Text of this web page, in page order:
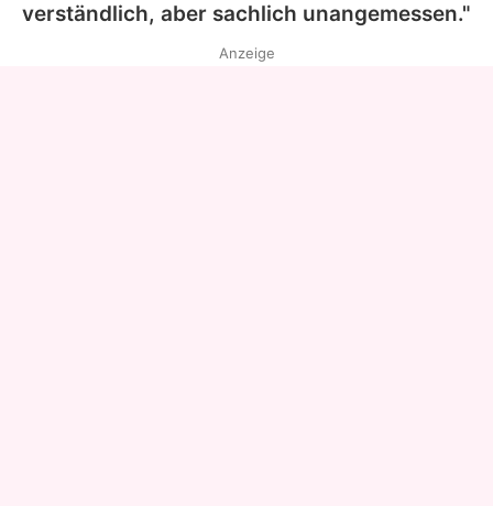
verständlich, aber sachlich unangemessen."
Anzeige